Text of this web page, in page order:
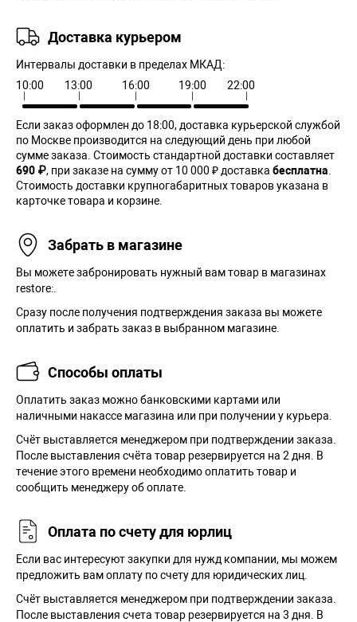
Доставка курьером
Интервалы доставки в пределах МКАД:
10:00
13:00 16:00 19:00 22:00
Если заказ оформлен до 18:00, доставка курьерской службой
по Москве производится на следующий день при любой
сумме заказа. Cтоимость стандартной доставки составляет
690 ₽, при заказе на сумму от 10 000 ₽ доставка бесплатна
Стоимость доставки крупногабаритных товаров указана в
карточке товара и корзине.
Забрать в магазине
Вы можете забронировать нужный вам товар в магазинах
restore:.
Сразу после получения подтверждения заказа вы можете
оплатить и забрать заказ в выбранном магазине.
Способы оплаты
Оплатить заказ можно банковскими картами или
наличными накассе магазина или при получении у курьера.
Cчёт выставляется менеджером при подтверждении заказа.
После выставления счёта товар резервируется на 2 дня. В
течение этого времени необходимо оплатить товар и
сообщить менеджеру об оплате.
Оплата по счету для юрлиц
Если вас интересуют закупки для нужд компании, мы можем
предложить вам оплату по счету для юридических лиц.
Счёт выставляется менеджером при подтверждении заказа.
После выставления счета товар резервируется на 3 дня. В